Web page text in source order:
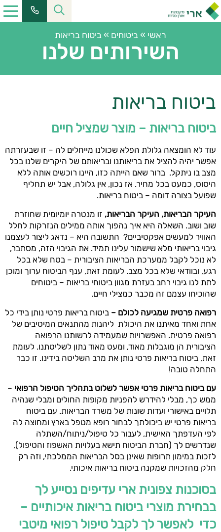
ראשי »ביטוחים »ביטוח בריאות
השירותים שלנו
ביטוח בריאות
ביטוח בריאות – מוצר שמציל חיים
עוד לא הומצאה גלולת הפלא שכולנו מייחלים לה – זו שבעזרתה
אפשר יהיה להציל את בריאותנו ובריאותם של היקרים שלנו בכל
מצב בו ניתקל. ברור שאם הייתה כזו, היינו רוכשים אותה ללא
היסוס, כמעט בכל מחיר. אז נכון, אין גלולה, אבל יש תחליף
שפועל בצורה דומה – ביטוח בריאות.
העיקר הבריאות, העיקר הבריאות, זו מנטרה יומיומית שחוזרת
שוב ושוב. השאלה היא איך נהפוך אותה ממילים הנזרקות לחלל
האוויר למעשים אפקטיביים? התשובה היא – נדאג ליצור לעצמנו
גיבוי בריאותי מלא שישמור עלינו תמיד. את הגיבוי הזה, מסתבר,
לא נוכל לקבל ממערכת הבריאות הציבורית – בטח שלא בכל
רגע, ובוודאי שלא בכל מצב. לעומת זאת, ענף הביטוח ערוך ומוכן
לתת לנו גיבוי רחב בעזרת מגוון ביטוחי בריאות – ביטוחים
שהוכיחו עצמם זה מכבר כמצילי חיים.
רפואה פרטית שמגיעה לכולם – ביטוח בריאות פרטי נותן בידי כל
אחת ואחד מאיתנו את היכולת ליהנות מהתנאים המיטיבים של
רפואה פרטית. האפשרויות שמעמידה לרשותנו הרפואה
הציבורית הן מוגבלות מאוד, ומעט מאוד נתון לשליטתנו. לעומת
זאת, ביטוח בריאות פרטי נותן את מרב השליטה בידינו. זו כבר
התחלה טובה!
עם ביטוח בריאות פרטי אפשר לשלוט בתהליך הטיפול הרפואי –
ממש כך, מבלי להידרש להפניות מקופות החולים ומבלי שנהיה
תלויים באישורי ועדות שונות של משרד הבריאות. עם ביטוח
בריאות פרטי יש ביכולתך לבחור רופא מטפל בארץ ומחוצה לה
לפי העדפתך האישית, לעבור כל טיפול/ניתוח/השתלה
שנדרשים לך (חברת הביטוח תישא בעלויות האשפוז והטיפול),
לזכות במימון תרופות שאינן בסל הבריאות הממלכתי, וזה רק
חלק מהזכויות שמקנה ביטוח בריאות איכותי.
בסוכנות צפונית ארי עדיפים נסייע לך
בבחירת מוצרי ביטוח בריאות איכותיים –
כדי לאפשר לך לקבל טיפול רפואי מיטבי